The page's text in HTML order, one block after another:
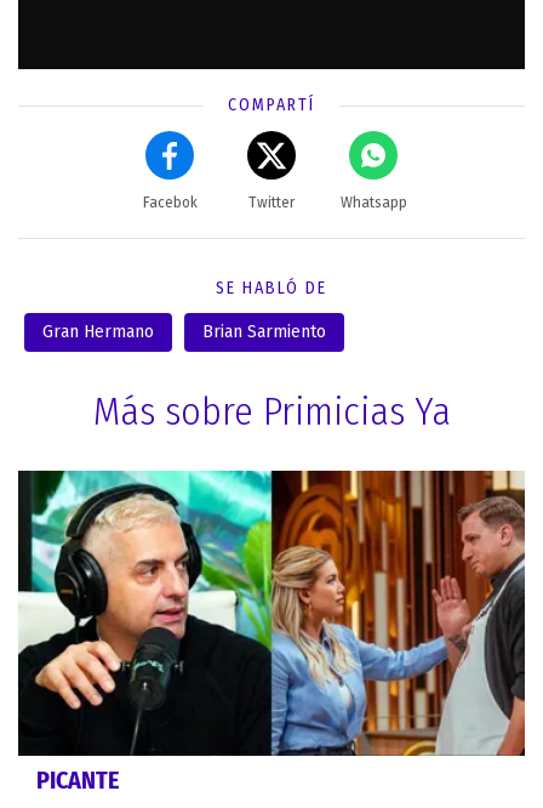
COMPARTÍ
Facebok Twitter Whatsapp
SE HABLÓ DE
Gran Hermano Brian Sarmiento
Más sobre Primicias Ya
PICANTE